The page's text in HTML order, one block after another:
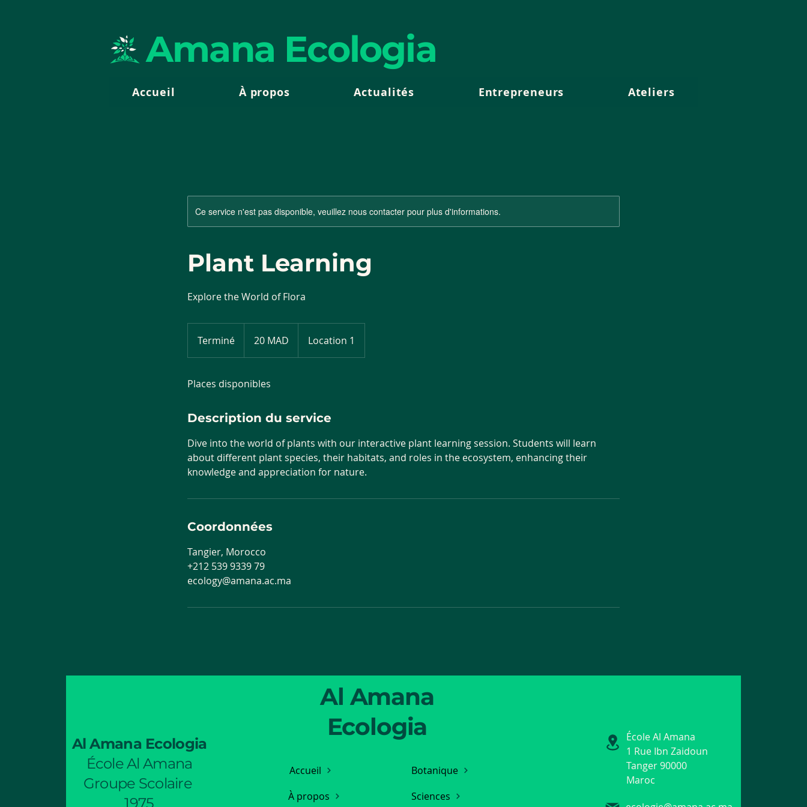
Amana Ecologia
Accueil À propos Actualités Entrepreneurs Ateliers
Ce service n'est pas disponible, veuillez nous contacter pour plus d'informations.
Plant Learning
Explore the World of Flora
Terminé
e
m
n
é
marocains
20 MAD Location 1
Places disponibles
Description du service
Dive into the world of plants with our interactive plant learning session. Students will learn
about different plant species, their habitats, and roles in the ecosystem, enhancing their
knowledge and appreciation for nature.
Coordonnées
Tangier, Morocco
+212 539 9339 79
ecology@amana.ac.ma
Al Amana Ecologia
École Al Amana
Groupe Scolaire
1975
Al Amana
Ecologia
Accueil
À propos
Botanique
Sciences
École Al Amana
1 Rue Ibn Zaidoun
Tanger 90000
Maroc